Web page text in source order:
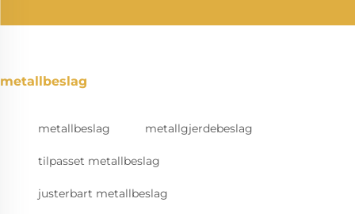
metallbeslag
metallbeslag metallgjerdebeslag
tilpasset metallbeslag
justerbart metallbeslag